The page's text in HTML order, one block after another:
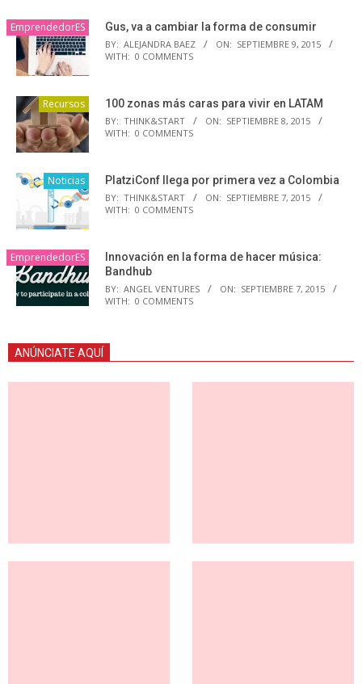
EmprendedorES Gus, va a cambiar la forma de consumir
BY: ALEJANDRA BAEZ ON: SEPTIEMBRE 9, 2015
WITH: 0 COMMENTS
Recursos 100 zonas más caras para vivir en LATAM
BY: THINK&START ON: SEPTIEMBRE 8, 2015
WITH: 0 COMMENTS
Noticias PlatziConf llega por primera vez a Colombia
BY: THINK&START ON: SEPTIEMBRE 7, 2015
WITH: 0 COMMENTS
EmprendedorES
Innovación en la forma de hacer música:
Bandhub
BY: ANGEL VENTURES ON: SEPTIEMBRE 7, 2015
WITH: 0 COMMENTS
ANÚNCIATE AQUÍ